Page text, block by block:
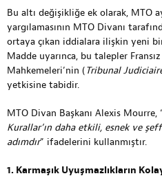
Bu altı değişikliğe ek olarak, MTO
yargılamasının MTO Divanı
ortaya çıkan iddialara ilişkin yeni
Madde uyarınca, bu talepler
Mahkemeleri’nin (Tribunal
yetkisine tabidir.
MTO Divan Başkanı Alexis Mourre,
Kurallar’ın daha etkili, esnek ve
adımdır” ifadelerini kullanmıştır.
1. Karmaşık Uyuşmazlıkların